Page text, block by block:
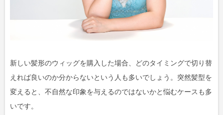
新しい髪形のウィッグを購入した場合、どのタイミングで切り替
えれば良いのか分からないという人も多いでしょう。突然髪型を
変えると、不自然な印象を与えるのではないかと悩むケースも多
いです。